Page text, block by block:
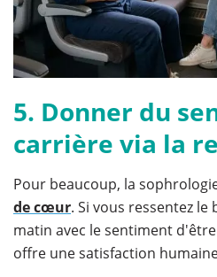
5. Donner du
carrière via la
Pour beaucoup, la
de cœur. Si vous ressentez
matin avec le sentiment
offre une satisfaction